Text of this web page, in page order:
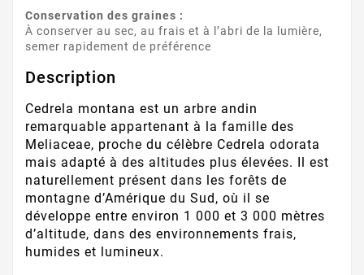
Conservation des graines :
À conserver au sec, au frais et à l’abri de la lumière,
semer rapidement de préférence
Description
Cedrela montana est un arbre andin
remarquable appartenant à la famille des
Meliaceae, proche du célèbre Cedrela odorata
mais adapté à des altitudes plus élevées. Il est
naturellement présent dans les forêts de
montagne d’Amérique du Sud, où il se
développe entre environ 1 000 et 3 000 mètres
d’altitude, dans des environnements frais,
humides et lumineux.